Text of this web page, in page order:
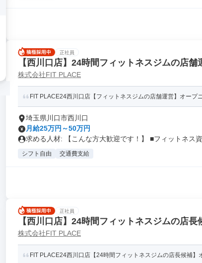
正社員
【西川口店】24時間フィットネスジムの店舗
株式会社FIT PLACE
FIT PLACE24西川口店【フィットネスジムの店舗運営】オープ
埼玉県川口市西川口
月給25万円～50万円
求める人材: 【こんな方大歓迎です！】 ■フィットネス資
シフト自由 交通費支給
正社員
【西川口店】24時間フィットネスジムの店長
株式会社FIT PLACE
FIT PLACE24西川口店【24時間フィットネスジムの店長候補】